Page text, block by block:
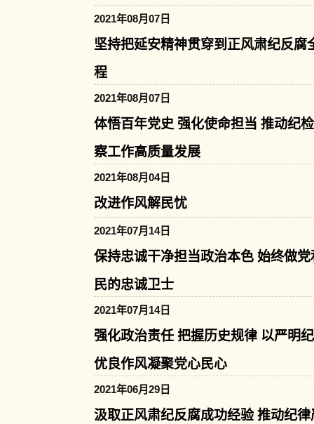
2021年08月07日
坚持把延安精神贯穿到正风肃纪反腐
程
2021年08月07日
体悟百年党史 强化使命担当 推动纪
察工作高质量发展
2021年08月04日
改进作风解民忧
2021年07月14日
保持忠诚干净担当政治本色 始终做党
民的忠诚卫士
2021年07月14日
强化政治责任 把握历史规律 以严明
优良作风凝聚党心民心
2021年06月29日
汲取正风肃纪反腐成功经验 推动纪律